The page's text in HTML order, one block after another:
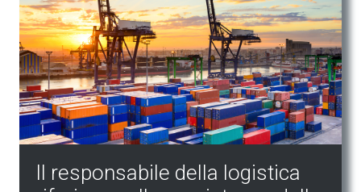
Il responsabile della logistica